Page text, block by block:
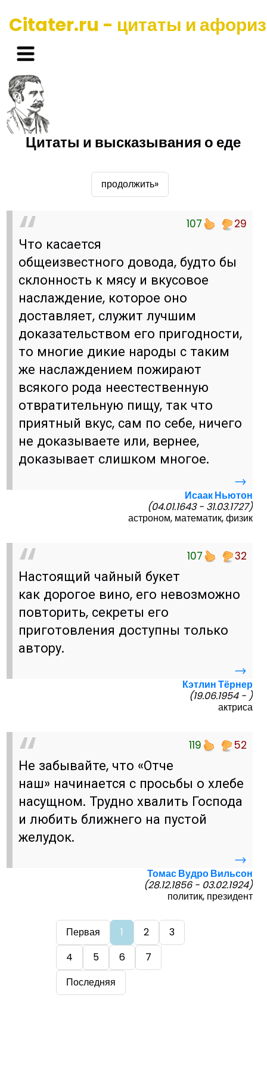
Citater.ru - цитаты и
Цитаты и высказывания о еде
продолжить»
107 29
Что касается
общеизвестного довода, будто бы
склонность к мясу и вкусовое
наслаждение, которое оно
доставляет, служит лучшим
доказательством его пригодности,
то многие дикие народы с таким
же наслаждением пожирают
всякого рода неестественную
отвратительную пищу, так что
приятный вкус, сам по себе, ничего
не доказываете или, вернее,
доказывает слишком многое.
→
Исаак Ньютон
(04.01.1643 - 31.03.1727)
астроном, математик, физик
107 32
Настоящий чайный букет
как дорогое вино, его невозможно
повторить, секреты его
приготовления доступны только
автору.
→
Кэтлин Тёрнер
(19.06.1954 - )
актриса
119 52
Не забывайте, что «Отче
наш» начинается с просьбы о хлебе
насущном. Трудно хвалить Господа
и любить ближнего на пустой
желудок.
→
Томас Вудро Вильсон
(28.12.1856 - 03.02.1924)
политик, президент
Первая 1 2
3
4
5 6
7
Последняя